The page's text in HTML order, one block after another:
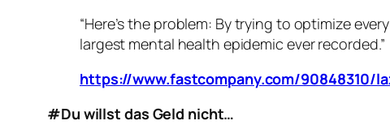
“Here’s the problem: By trying to optimize
largest mental health epidemic ever recorded.”
https://www.fastcompany.com/
#Du willst das Geld nicht…